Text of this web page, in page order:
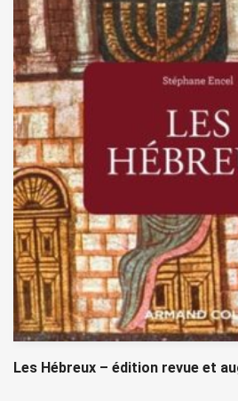
Les Hébreux – édition revue et